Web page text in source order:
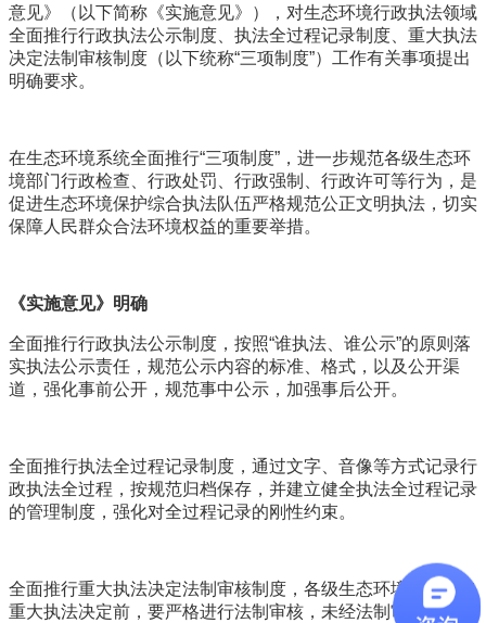
意见》（以下简称《实施意见》），对生态环境行政执法领域
全面推行行政执法公示制度、执法全过程记录制度、重大执法
决定法制审核制度（以下统称“三项制度”）工作有关事项提出
明确要求。
在生态环境系统全面推行“三项制度”，进一步规范各级生态环
境部门行政检查、行政处罚、行政强制、行政许可等行为，是
促进生态环境保护综合执法队伍严格规范公正文明执法，切实
保障人民群众合法环境权益的重要举措。
《实施意见》明确
全面推行行政执法公示制度，按照“谁执法、谁公示”的原则落
实执法公示责任，规范公示内容的标准、格式，以及公开渠
道，强化事前公开，规范事中公示，加强事后公开。
全面推行执法全过程记录制度，通过文字、音像等方式记录行
政执法全过程，按规范归档保存，并建立健全执法全过程记录
的管理制度，强化对全过程记录的刚性约束。
全面推行重大执法决定法制审核制度，各级生态环境部门作出
重大执法决定前，要严格进行法制审核，未经法制审核或者审